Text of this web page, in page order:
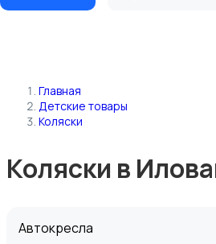
Главная
Детские товары
Коляски
Коляски в
Автокресла